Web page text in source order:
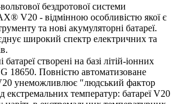
бездротової системи
V20 - відмінною особливістю якої є
та нові акумуляторні батареї.
широкий спектр електричних та
створені на базі літій-іонних
18650. Повністю автоматизоване
унеможливлює ″людський фактор
екстремальних температур: батареї V20